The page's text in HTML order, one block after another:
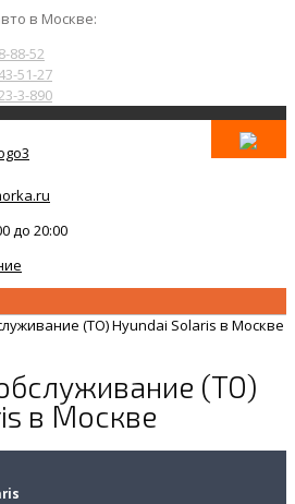
в Москве:
88-52
51-27
3-890
до 20:00
(ТО) Hyundai Solaris в Москве
(ТО)
в Москве